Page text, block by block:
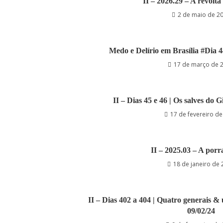
2 de maio de
Medo e Delírio em Brasília #Dia
17 de março de
II – Dias 45 e 46 | Os salves do
17 de fevereiro
II – 2025.03 – A
18 de janeiro de
II – Dias 402 a 404 | Quatro generais
09/02/24